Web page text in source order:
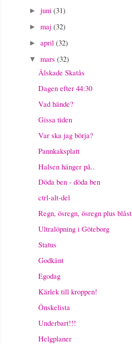
► juni (31)
► maj (32)
► april (32)
▼ mars (32)
Älskade Skatås
Dagen efter 44:30
Vad hände?
Gissa tiden
Var ska jag börja?
Pannkaksplatt
Halsen hänger på..
Döda ben - döda ben
ctrl-alt-del
Regn, ösregn, ösregn plus blåst
Ultralöpning i Göteborg
Status
Godkänt
Egodag
Kärlek till kroppen!
Önskelista
Underbart!!!
Helgplaner